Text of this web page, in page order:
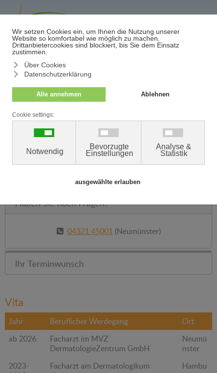
Termin/Absage
<< zurück zur Ärzteübersicht
DR. FELIX WAGNER
Facharzt für Dermatologie, Phlebologie, ambulante
Operationen, Lasertherapie, Kosmetologie
Haben Sie noch Fragen?
04321 45001 (Neumünster)
Ihr Terminwunsch
Vita
Jahr Beruflicher Werdegang
Ort
ab 2026
Facharzt im MVZ
DermatologieZentrum GmbH
Neumü
nster
2023-
Facharzt am Dermatologikum
Hambu